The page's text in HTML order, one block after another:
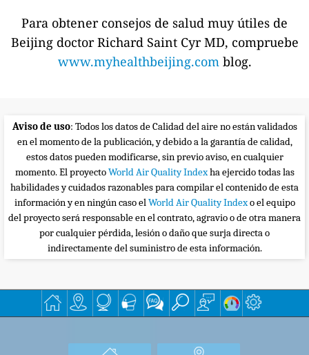
Para obtener consejos de salud muy útiles de
Beijing doctor Richard Saint Cyr MD, compruebe
www.myhealthbeijing.com blog.
Aviso de uso: Todos los datos de Calidad del aire no están validados
en el momento de la publicación, y debido a la garantía de calidad,
estos datos pueden modificarse, sin previo aviso, en cualquier
momento. El proyectoWorld Air Quality Indexha ejercido todas las
habilidades y cuidados razonables para compilar el contenido de esta
información y en ningún caso elWorld Air Quality Indexo el equipo
del proyecto será responsable en el contrato, agravio o de otra manera
por cualquier pérdida, lesión o daño que surja directa o
indirectamente del suministro de esta información.